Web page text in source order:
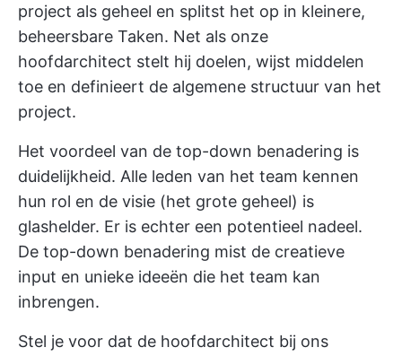
project als geheel en splitst het op in kleinere,
beheersbare Taken. Net als onze
hoofdarchitect stelt hij doelen, wijst middelen
toe en definieert de algemene structuur van het
project.
Het voordeel van de top-down benadering is
duidelijkheid. Alle leden van het team kennen
hun rol en de visie (het grote geheel) is
glashelder. Er is echter een potentieel nadeel.
De top-down benadering mist de creatieve
input en unieke ideeën die het team kan
inbrengen.
Stel je voor dat de hoofdarchitect bij ons